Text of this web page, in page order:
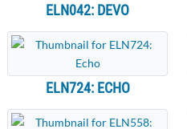
ELN042: DEVO
ELN724: ECHO